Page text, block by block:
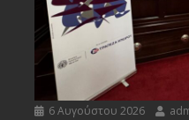
6 Αυγούστου 2026